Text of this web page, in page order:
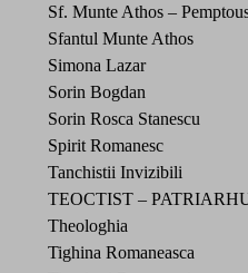
Sf. Munte Athos –
Sfantul Munte Athos
Simona Lazar
Sorin Bogdan
Sorin Rosca Stanescu
Spirit Romanesc
Tanchistii Invizibili
TEOCTIST –
Theologhia
Tighina Romaneasca